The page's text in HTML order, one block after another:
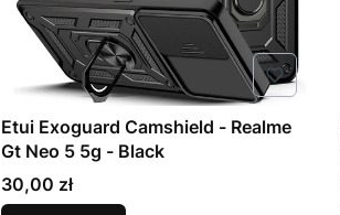
Etui Exoguard Camshield - Realme
Gt Neo 5 5g - Black
Cena
30,00 zł